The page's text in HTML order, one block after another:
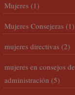
Mujeres (1)
Mujeres Consejeras (1)
mujeres directivas (2)
mujeres en consejos de
administración (5)